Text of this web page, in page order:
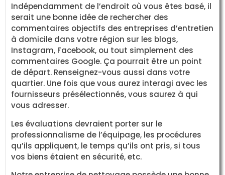
Indépendamment de l’endroit où vous êtes basé, il
serait une bonne idée de rechercher des
commentaires objectifs des entreprises d’entretien
à domicile dans votre région sur les blogs,
Instagram, Facebook, ou tout simplement des
commentaires Google. Ça pourrait être un point
de départ. Renseignez-vous aussi dans votre
quartier. Une fois que vous aurez interagi avec les
fournisseurs présélectionnés, vous saurez à qui
vous adresser.
Les évaluations devraient porter sur le
professionnalisme de l’équipage, les procédures
qu’ils appliquent, le temps qu’ils ont pris, si tous
vos biens étaient en sécurité, etc.